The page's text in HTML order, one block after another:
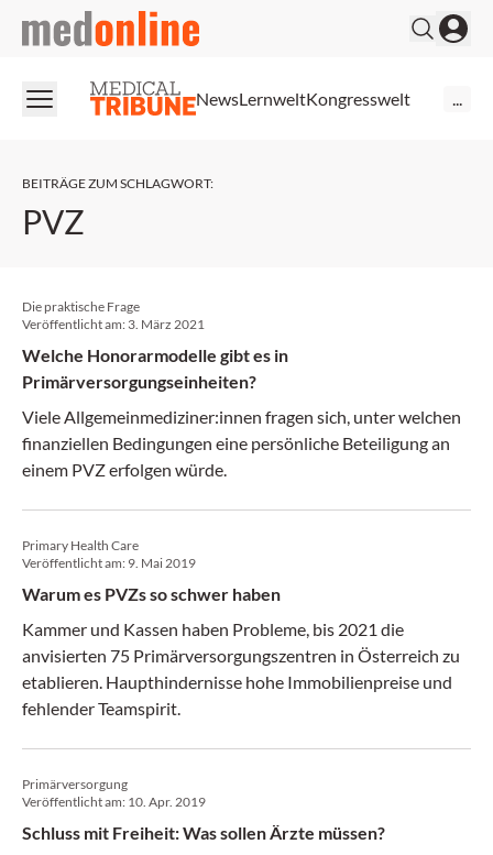
medonline
NewsLernweltKongresswelt
BEITRÄGE ZUM SCHLAGWORT:
PVZ
Die praktische Frage
Veröffentlicht am: 3. März 2021
Welche Honorarmodelle gibt es in
Primärversorgungseinheiten?
Viele Allgemeinmediziner:innen fragen sich, unter welchen
finanziellen Bedingungen eine persönliche Beteiligung an
einem PVZ erfolgen würde.
Primary Health Care
Veröffentlicht am: 9. Mai 2019
Warum es PVZs so schwer haben
Kammer und Kassen haben Probleme, bis 2021 die
anvisierten 75 Primärversorgungszentren in Österreich zu
etablieren. Haupthindernisse hohe Immobilienpreise und
fehlender Teamspirit.
Primärversorgung
Veröffentlicht am: 10. Apr. 2019
Schluss mit Freiheit: Was sollen Ärzte müssen?